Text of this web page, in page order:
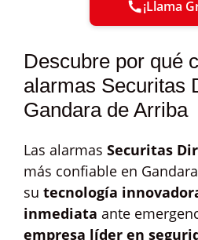
¡Llama
Descubre por qué
alarmas Securitas
Gandara de Arriba
Las alarmas Securitas
más confiable en
su tecnología
inmediata ante
empresa líder en